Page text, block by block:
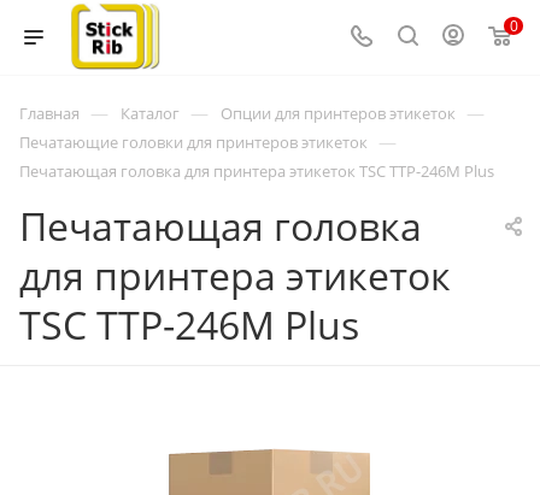
0
Главная — Каталог — Опции для принтеров этикеток —
Печатающие головки для принтеров этикеток —
Печатающая головка для принтера этикеток TSC TTP-246M Plus
Печатающая головка
для принтера этикеток
TSC TTP-246M Plus